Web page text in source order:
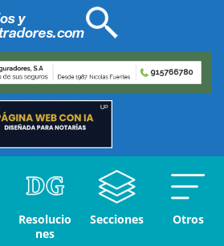
Resolucio
nes
Secciones Otros